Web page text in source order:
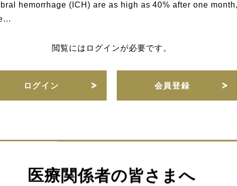
医療関係者の皆さまへ
hemorrhage (ICH) are as high as 40% after one
閲覧にはログインが必要です。
ログイン 会員登録